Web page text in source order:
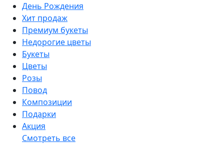
День Рождения
Хит продаж
Премиум букеты
Недорогие цветы
Букеты
Цветы
Розы
Повод
Композиции
Подарки
Акция
Смотреть все